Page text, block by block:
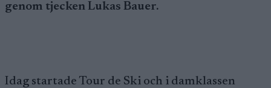
genom tjecken Lukas Bauer.
Idag startade Tour de Ski och i damklassen